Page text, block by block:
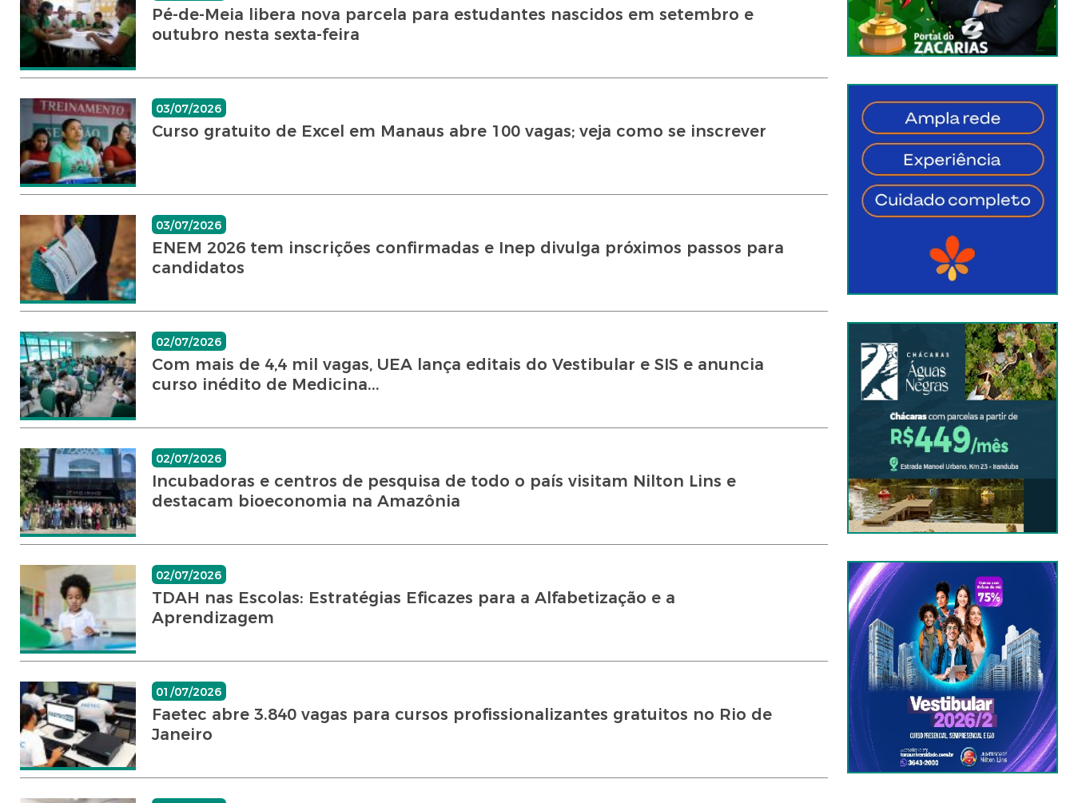
Pé-de-Meia libera nova parcela para estudantes nascidos em setembro e
outubro nesta sexta-feira
03/07/2026
Curso gratuito de Excel em Manaus abre 100 vagas; veja como se inscrever
03/07/2026
ENEM 2026 tem inscrições confirmadas e Inep divulga próximos passos para
candidatos
02/07/2026
Com mais de 4,4 mil vagas, UEA lança editais do Vestibular e SIS e anuncia
curso inédito de Medicina...
02/07/2026
Incubadoras e centros de pesquisa de todo o país visitam Nilton Lins e
destacam bioeconomia na Amazônia
02/07/2026
TDAH nas Escolas: Estratégias Eficazes para a Alfabetização e a
Aprendizagem
01/07/2026
Faetec abre 3.840 vagas para cursos profissionalizantes gratuitos no Rio de
Janeiro